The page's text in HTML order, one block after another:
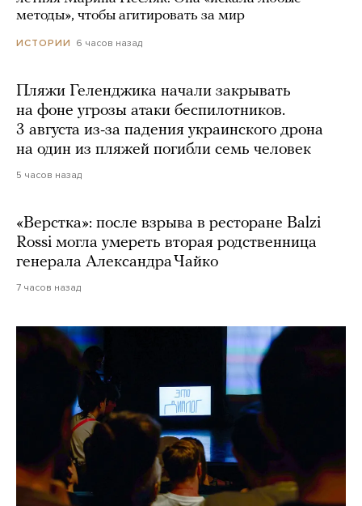
методы», чтобы агитировать за мир
ИСТОРИИ 6 часов назад
Пляжи Геленджика начали закрывать
на фоне угрозы атаки беспилотников.
3 августа из-за падения украинского дрона
на один из пляжей погибли семь человек
5 часов назад
«Верстка»: после взрыва в ресторане Balzi
Rossi могла умереть вторая родственница
генерала Александра Чайко
7 часов назад